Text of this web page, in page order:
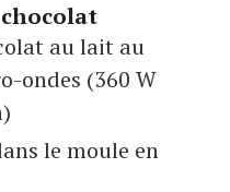
au lait au
ondes (360 W
le moule en